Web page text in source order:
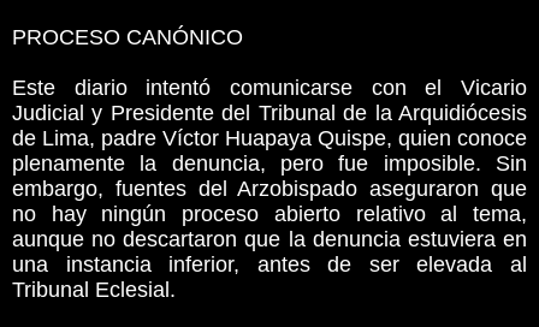
PROCESO CANÓNICO
Este diario intentó comunicarse con el Vicario
Judicial y Presidente del Tribunal de la Arquidiócesis
de Lima, padre Víctor Huapaya Quispe, quien conoce
plenamente la denuncia, pero fue imposible. Sin
embargo, fuentes del Arzobispado aseguraron que
no hay ningún proceso abierto relativo al tema,
aunque no descartaron que la denuncia estuviera en
una instancia inferior, antes de ser elevada al
Tribunal Eclesial.